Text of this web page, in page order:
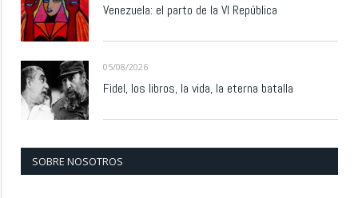
Venezuela: el parto de la VI República
05/08/2026
Fidel, los libros, la vida, la eterna batalla
SOBRE NOSOTROS